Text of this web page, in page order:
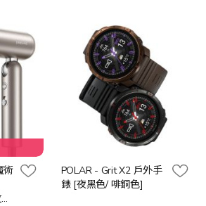
術
POLAR - Grit X2 戶外手
錶 [夜黑色/ 啡銅色]